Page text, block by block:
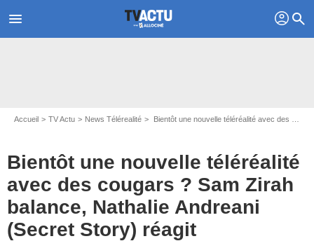
menu profil search
Accueil TV Actu News Télérealité Bientôt une nouvelle téléréalité avec des cougars ? Sam Zirah balance, Nathalie Andreani (Secret Story) réagit
Bientôt une nouvelle téléréalité
avec des cougars ? Sam Zirah
balance, Nathalie Andreani
(Secret Story) réagit
Capture d'écran Youtube @samzirah